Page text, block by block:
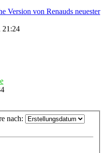
Version von Renauds neuester
21:24
nach: